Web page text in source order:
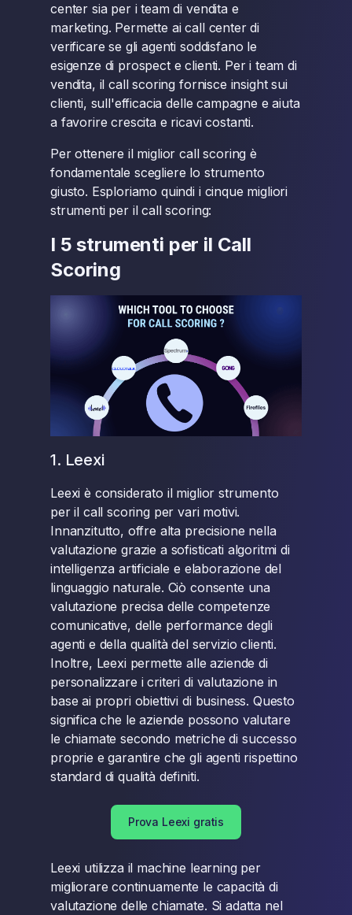
center sia per i team di vendita e
marketing. Permette ai call center di
verificare se gli agenti soddisfano le
esigenze di prospect e clienti. Per i team di
vendita, il call scoring fornisce insight sui
clienti, sull'efficacia delle campagne e aiuta
a favorire crescita e ricavi costanti.
Per ottenere il miglior call scoring è
fondamentale scegliere lo strumento
giusto. Esploriamo quindi i cinque migliori
strumenti per il call scoring:
I 5 strumenti per il Call
Scoring
1. Leexi
Leexi è considerato il miglior strumento
per il call scoring per vari motivi.
Innanzitutto, offre alta precisione nella
valutazione grazie a sofisticati algoritmi di
intelligenza artificiale e elaborazione del
linguaggio naturale. Ciò consente una
valutazione precisa delle competenze
comunicative, delle performance degli
agenti e della qualità del servizio clienti.
Inoltre, Leexi permette alle aziende di
personalizzare i criteri di valutazione in
base ai propri obiettivi di business. Questo
significa che le aziende possono valutare
le chiamate secondo metriche di successo
proprie e garantire che gli agenti rispettino
standard di qualità definiti.
Prova Leexi gratis
Leexi utilizza il machine learning per
migliorare continuamente le capacità di
valutazione delle chiamate. Si adatta nel